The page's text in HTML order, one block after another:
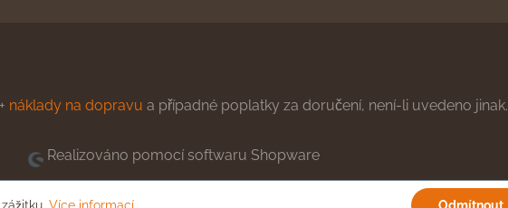
náklady na dopravu a případné poplatky za doručení, není-li uvedeno jinak.
Realizováno pomocí softwaru Shopware
Více informací... Odmítnout